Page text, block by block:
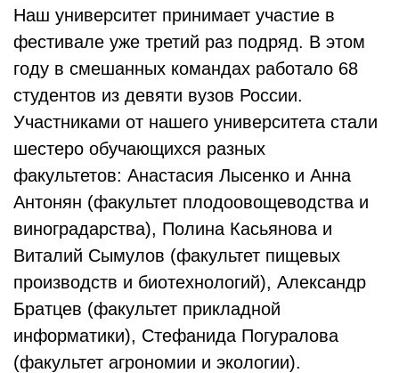
Наш университет принимает участие в
фестивале уже третий раз подряд. В этом
году в смешанных командах работало 68
студентов из девяти вузов России.
Участниками от нашего университета стали
шестеро обучающихся разных
факультетов: Анастасия Лысенко и Анна
Антонян (факультет плодоовощеводства и
виноградарства), Полина Касьянова и
Виталий Сымулов (факультет пищевых
производств и биотехнологий), Александр
Братцев (факультет прикладной
информатики), Стефанида Погуралова
(факультет агрономии и экологии).